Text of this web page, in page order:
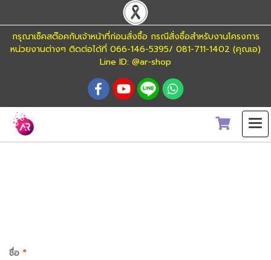
กรุณาเช็คสต๊อคกับเจ้าหน้าที่ก่อนสั่งซื้อ กรณีสั่งซื้อสำหรับงานโครงการ
หน่วยงานต่างๆ ติดต่อได้ที่ 066-146-5395/ 081-711-1402 (คุณเอ)
Line ID: @ar-shop
ชื่อ *